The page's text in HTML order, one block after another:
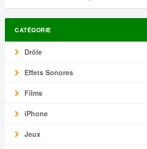
CATÉGORIE
Drôle
Effets Sonores
Films
iPhone
Jeux